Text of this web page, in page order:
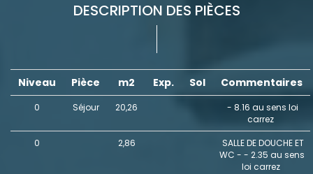
DESCRIPTION DES PIÈCES
Niveau Pièce m2 Exp. Sol Commentaires
0 Séjour 20,26
- 8.16 au sens loi
carrez
0
2,86
SALLE DE DOUCHE ET
WC - - 2.35 au sens
loi carrez